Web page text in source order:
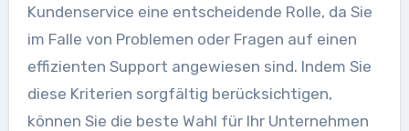
Kundenservice eine entscheidende Rolle, da Sie
im Falle von Problemen oder Fragen auf einen
effizienten Support angewiesen sind. Indem Sie
diese Kriterien sorgfältig berücksichtigen,
können Sie die beste Wahl für Ihr Unternehmen